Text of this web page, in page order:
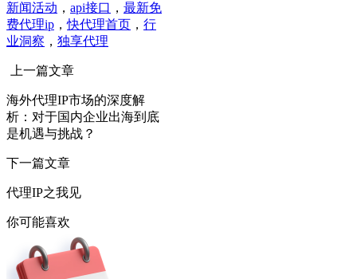
新闻活动 ， api接口 ， 最新免
费代理ip ，快代理首页 ， 行
业洞察 ， 独享代理
上一篇文章
海外代理IP市场的深度解
析：对于国内企业出海到底
是机遇与挑战？
下一篇文章
代理IP之我见
你可能喜欢